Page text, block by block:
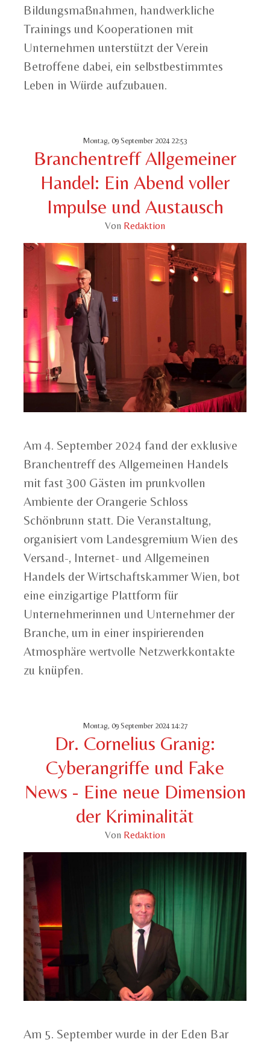
Bildungsmaßnahmen, handwerkliche
Trainings und Kooperationen mit
Unternehmen unterstützt der Verein
Betroffene dabei, ein selbstbestimmtes
Leben in Würde aufzubauen.
Montag, 09 September 2024 22:53
Branchentreff Allgemeiner
Handel: Ein Abend voller
Impulse und Austausch
Von Redaktion
Am 4. September 2024 fand der exklusive
Branchentreff des Allgemeinen Handels
mit fast 300 Gästen im prunkvollen
Ambiente der Orangerie Schloss
Schönbrunn statt. Die Veranstaltung,
organisiert vom Landesgremium Wien des
Versand-, Internet- und Allgemeinen
Handels der Wirtschaftskammer Wien, bot
eine einzigartige Plattform für
Unternehmerinnen und Unternehmer der
Branche, um in einer inspirierenden
Atmosphäre wertvolle Netzwerkkontakte
zu knüpfen.
Montag, 09 September 2024 14:27
Dr. Cornelius Granig:
Cyberangriffe und Fake
News - Eine neue Dimension
der Kriminalität
Von Redaktion
Am 5. September wurde in der Eden Bar